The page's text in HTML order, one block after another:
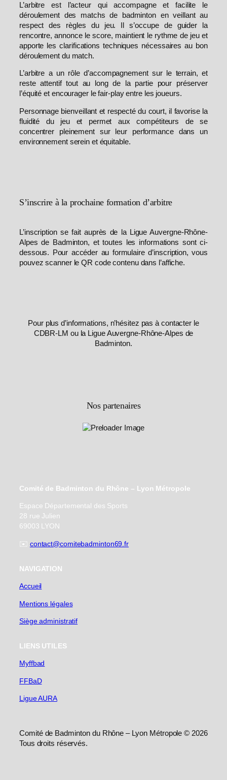
L’arbitre est l’acteur qui accompagne et facilite le
déroulement des matchs de badminton en veillant au
respect des règles du jeu. Il s’occupe de guider la
rencontre, annonce le score, maintient le rythme de jeu et
apporte les clarifications techniques nécessaires au bon
déroulement du match.
L’arbitre a un rôle d’accompagnement sur le terrain, et
reste attentif tout au long de la partie pour préserver
l’équité et encourager le fair-play entre les joueurs.
Personnage bienveillant et respecté du court, il favorise la
fluidité du jeu et permet aux compétiteurs de se
concentrer pleinement sur leur performance dans un
environnement serein et équitable.
S’inscrire à la prochaine formation d’arbitre
L’inscription se fait auprès de la Ligue Auvergne-Rhône-
Alpes de Badminton, et toutes les informations sont ci-
dessous. Pour accéder au formulaire d’inscription, vous
pouvez scanner le QR code contenu dans l’affiche.
Pour plus d’informations, n’hésitez pas à contacter le
CDBR-LM ou la Ligue Auvergne-Rhône-Alpes de
Badminton.
Nos partenaires
Comité de Badminton du Rhône – Lyon Métropole
Espace Départemental des Sports
28 rue Julien
69003 LYON
✉️ contact@comitebadminton69.fr
NAVIGATION
Accueil
Mentions légales
Siège administratif
LIENS UTILES
Myffbad
FFBaD
Ligue AURA
Comité de Badminton du Rhône – Lyon Métropole © 2026
Tous droits réservés.